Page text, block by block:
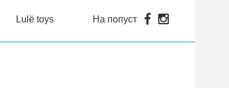
Lulë toys На попуст